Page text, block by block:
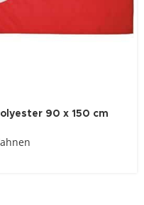
90 x 150 cm